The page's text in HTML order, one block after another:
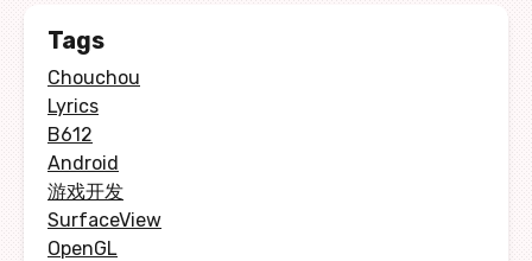
Tags
Chouchou
Lyrics
B612
Android
游戏开发
SurfaceView
OpenGL